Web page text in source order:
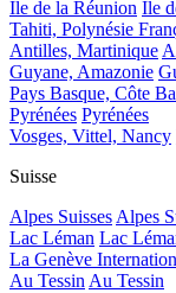
Île de la Réunion Île
Tahiti, Polynésie
Antilles, Martinique
Guyane, Amazonie
Pays Basque, Côte
Pyrénées Pyrénées
Vosges, Vittel, Nancy
Suisse
Alpes SuissesAlpes
Lac Léman Lac
La Genève
Au TessinAu Tessin